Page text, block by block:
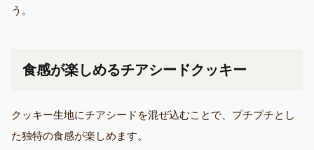
う。
食感が楽しめるチアシードクッキー
クッキー生地にチアシードを混ぜ込むことで、プチプチとし
た独特の食感が楽しめます。